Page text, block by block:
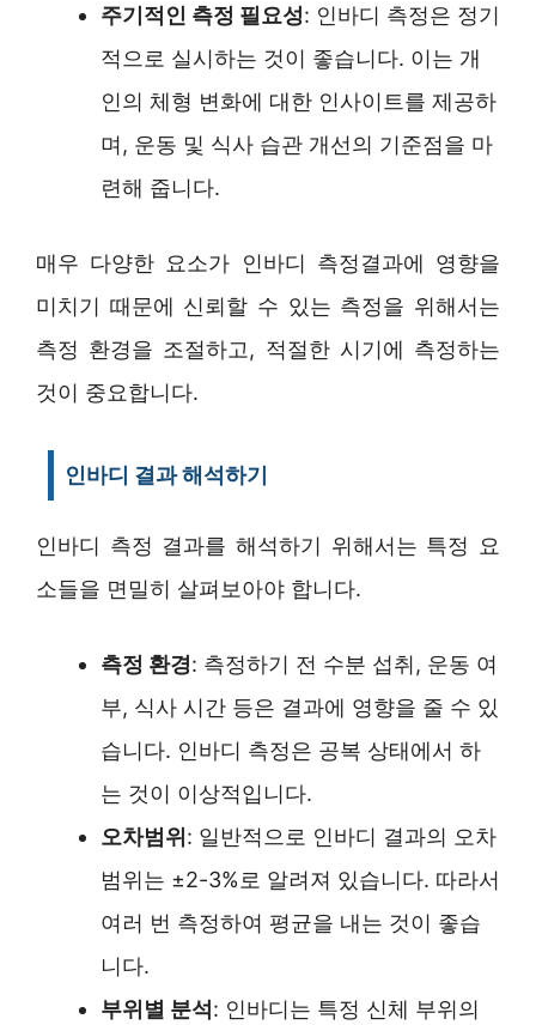
주기적인 측정 필요성: 인바디 측정은 정기
적으로 실시하는 것이 좋습니다. 이는 개
인의 체형 변화에 대한 인사이트를 제공하
며, 운동 및 식사 습관 개선의 기준점을 마
련해 줍니다.
매우 다양한 요소가 인바디 측정결과에 영향을
미치기 때문에 신뢰할 수 있는 측정을 위해서는
측정 환경을 조절하고, 적절한 시기에 측정하는
것이 중요합니다.
인바디 결과 해석하기
인바디 측정 결과를 해석하기 위해서는 특정 요
소들을 면밀히 살펴보아야 합니다.
측정 환경: 측정하기 전 수분 섭취, 운동 여
부, 식사 시간 등은 결과에 영향을 줄 수 있
습니다. 인바디 측정은 공복 상태에서 하
는 것이 이상적입니다.
오차범위: 일반적으로 인바디 결과의 오차
범위는 ±2-3%로 알려져 있습니다. 따라서
여러 번 측정하여 평균을 내는 것이 좋습
니다.
부위별 분석: 인바디는 특정 신체 부위의